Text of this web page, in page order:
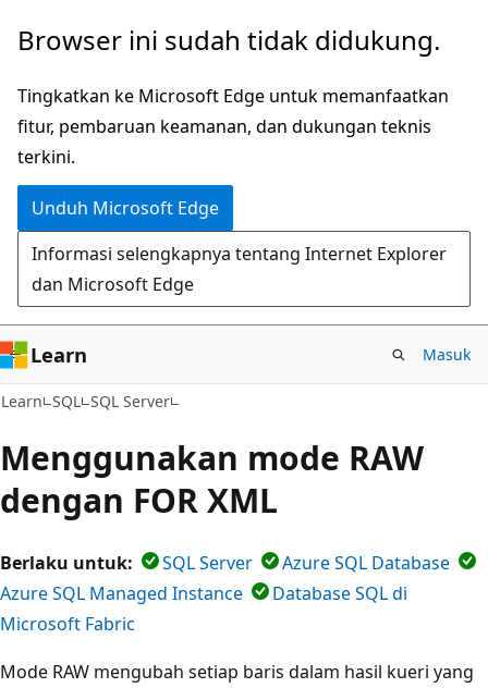
Lompati
konten
utama
Browser ini sudah tidak didukung.
Tingkatkan ke Microsoft Edge untuk memanfaatkan
fitur, pembaruan keamanan, dan dukungan teknis
terkini.
Unduh Microsoft Edge
Informasi selengkapnya tentang Internet Explorer
dan Microsoft Edge
Learn Masuk
Learn SQL SQL Server
Menggunakan mode RAW
dengan FOR XML
Berlaku untuk: SQL Server
Azure SQL Database
Azure SQL Managed Instance
Database SQL di
Microsoft Fabric
Mode RAW mengubah setiap baris dalam hasil kueri yang